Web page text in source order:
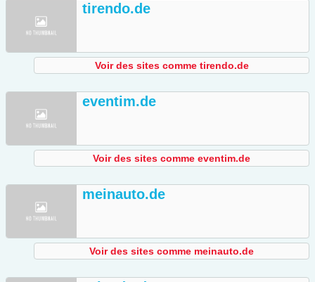
tirendo.de
Voir des sites comme tirendo.de
eventim.de
Voir des sites comme eventim.de
meinauto.de
Voir des sites comme meinauto.de